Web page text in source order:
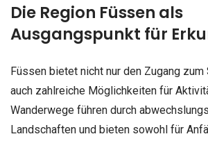
Die Region Füssen als
Ausgangspunkt für
Füssen bietet nicht nur den Zugang
auch zahlreiche Möglichkeiten für
Wanderwege führen durch
Landschaften und bieten sowohl für